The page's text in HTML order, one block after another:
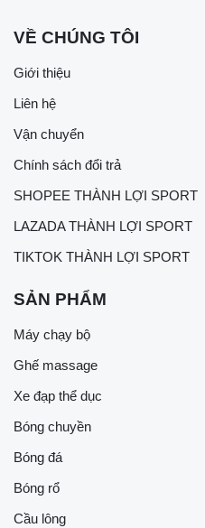
VỀ CHÚNG TÔI
Giới thiệu
Liên hệ
Vận chuyển
Chính sách đổi trả
SHOPEE THÀNH LỢI SPORT
LAZADA THÀNH LỢI SPORT
TIKTOK THÀNH LỢI SPORT
SẢN PHẨM
Máy chạy bộ
Ghế massage
Xe đạp thể dục
Bóng chuyền
Bóng đá
Bóng rổ
Cầu lông